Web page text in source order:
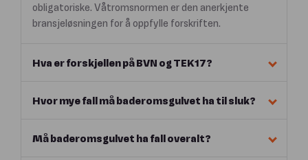
obligatoriske. Våtromsnormen er den anerkjente
bransjeløsningen for å oppfylle forskriften.
Hva er forskjellen på BVN og TEK17?
Hvor mye fall må baderomsgulvet ha til sluk?
Må baderomsgulvet ha fall overalt?